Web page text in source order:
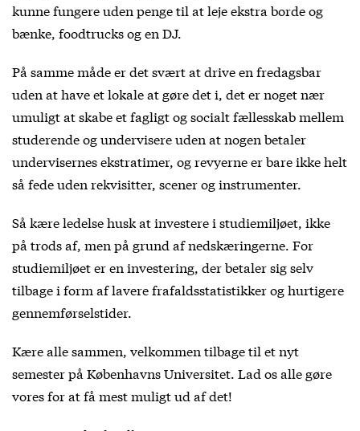
kunne fungere uden penge til at leje ekstra borde og
bænke, foodtrucks og en DJ.
På samme måde er det svært at drive en fredagsbar
uden at have et lokale at gøre det i, det er noget nær
umuligt at skabe et fagligt og socialt fællesskab mellem
studerende og undervisere uden at nogen betaler
undervisernes ekstratimer, og revyerne er bare ikke helt
så fede uden rekvisitter, scener og instrumenter.
Så kære ledelse husk at investere i studiemiljøet, ikke
på trods af, men på grund af nedskæringerne. For
studiemiljøet er en investering, der betaler sig selv
tilbage i form af lavere frafaldsstatistikker og hurtigere
gennemførselstider.
Kære alle sammen, velkommen tilbage til et nyt
semester på Københavns Universitet. Lad os alle gøre
vores for at få mest muligt ud af det!